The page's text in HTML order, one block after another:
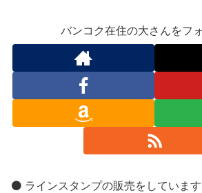
バンコク在住の大さんをフ
⚫️ ラインスタンプの販売をしていま